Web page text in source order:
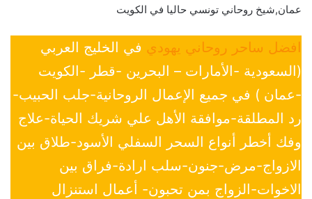
عمان,شيخ روحاني تونسي حاليا في الكويت
افضل ساحر روحاني يهودي في الخليج العربي
(السعودية -الأمارات – البحرين -قطر -الكويت
-عمان ) في جميع الإعمال الروحانية-جلب الحبيب-
رد المطلقة-موافقة الأهل علي شريك الحياة-علاج
وفك أخطر أنواع السحر السفلي الأسود-طلاق بين
الازواج-مرض-جنون-سلب ارادة-فراق بين
الاخوات-الزواج بمن تحبون- أعمال استنزال